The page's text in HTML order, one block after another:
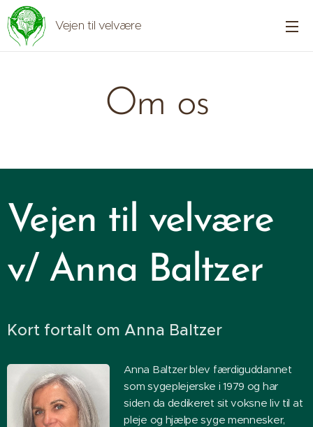
Vejen til velvære
Om os
Vejen til velvære
v/ Anna Baltzer
Kort fortalt om Anna Baltzer
Anna Baltzer blev færdiguddannet
som sygeplejerske i 1979 og har
siden da dedikeret sit voksne liv til at
pleje og hjælpe syge mennesker,